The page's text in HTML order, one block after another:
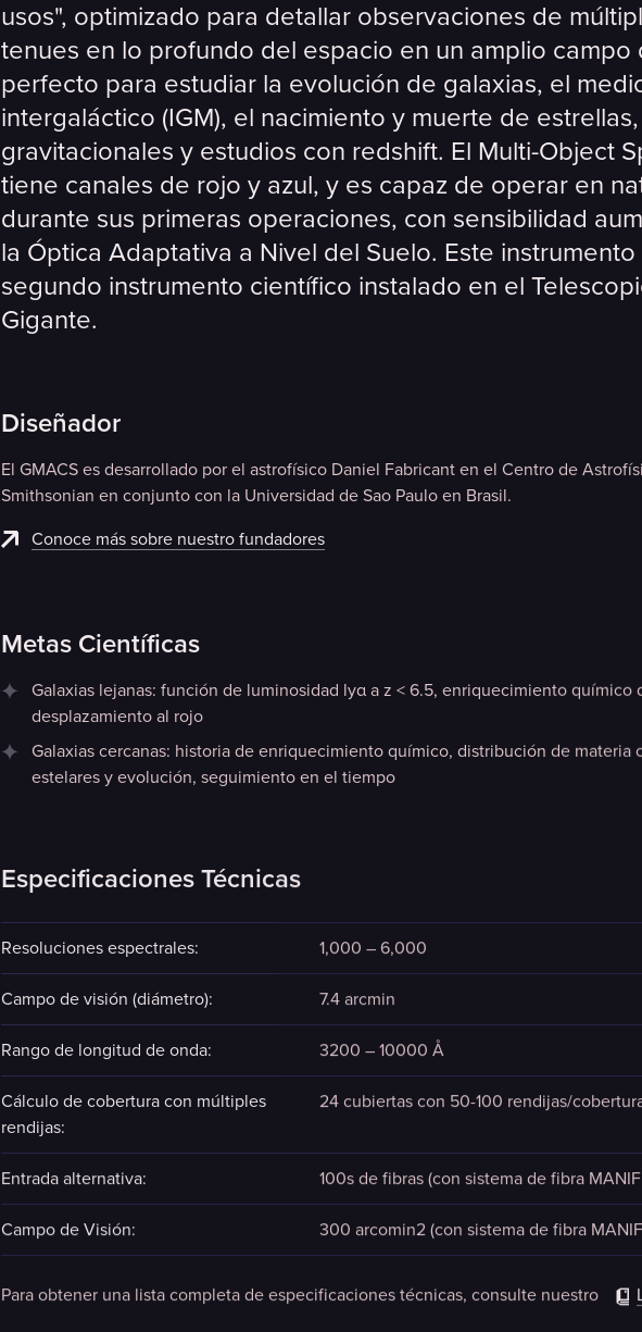
usos", optimizado para detallar observaciones de
tenues en lo profundo del espacio en un amplio campo
perfecto para estudiar la evolución de galaxias, el
intergaláctico (IGM), el nacimiento y muerte de
gravitacionales y estudios con redshift. El Multi-Object
tiene canales de rojo y azul, y es capaz de operar en
durante sus primeras operaciones, con sensibilidad
la Óptica Adaptativa a Nivel del Suelo. Este instrumento
segundo instrumento científico instalado en el
Gigante.
Diseñador
El GMACS es desarrollado por el astrofísico Daniel Fabricant en el Centro de
Smithsonian en conjunto con la Universidad de Sao Paulo en Brasil.
Conoce más sobre nuestro fundadores
Metas Científicas
Galaxias lejanas: función de luminosidad lyα a z < 6.5, enriquecimiento químico
desplazamiento al rojo
Galaxias cercanas: historia de enriquecimiento químico, distribución de materia
estelares y evolución, seguimiento en el tiempo
Especificaciones Técnicas
Resoluciones espectrales: 1,000 – 6,000
Campo de visión (diámetro): 7.4 arcmin
Rango de longitud de onda: 3200 – 10000 Å
Cálculo de cobertura con múltiples
rendijas:
24 cubiertas con 50-100 rendijas/
Entrada alternativa: 100s de fibras (con sistema de fibra
Campo de Visión: 300 arcomin2 (con sistema de fibra
Para obtener una lista completa de especificaciones técnicas, consulte nuestro